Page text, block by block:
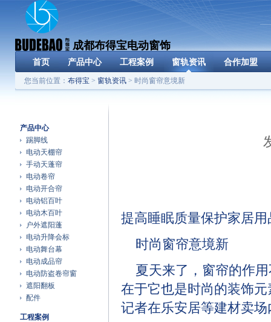
成都布得宝电动窗饰
首页 产品中心 工程案例 窗轨资讯 合作加盟
您当前位置： 布得宝 > 窗轨资讯 > 时尚窗帘意境新
产品中心
踢脚线
电动天棚帘
手动天蓬帘
电动卷帘
电动开合帘
电动铝百叶
电动木百叶
户外遮阳蓬
电动升降会标
电动舞台幕
电动成品帘
电动防盗卷帘窗
遮阳翻板
配件
工程案例
提高睡眠质量保护家居
时尚窗帘意境新
夏天来了，窗帘的作用
在于它也是时尚的装饰
记者在乐安居等建材卖